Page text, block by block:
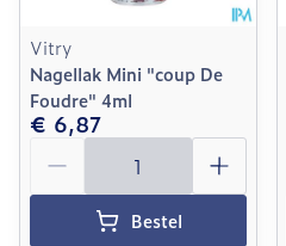
Vitry
Nagellak Mini "coup De
Foudre" 4ml
€ 6,87
Aantal
Bestel